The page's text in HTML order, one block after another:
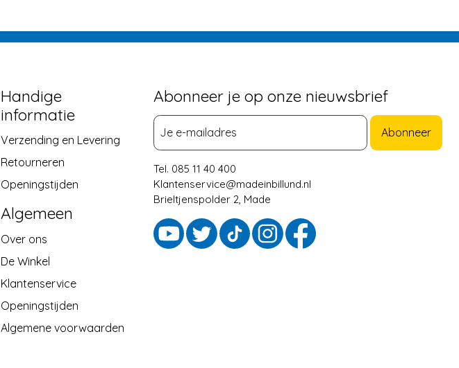
Handige
informatie
Verzending en Levering
Retourneren
Openingstijden
Algemeen
Over ons
De Winkel
Klantenservice
Openingstijden
Algemene voorwaarden
Abonneer je op onze nieuwsbrief
Abonneer
Tel. 085 11 40 400
Klantenservice@madeinbillund.nl
Brieltjenspolder 2, Made